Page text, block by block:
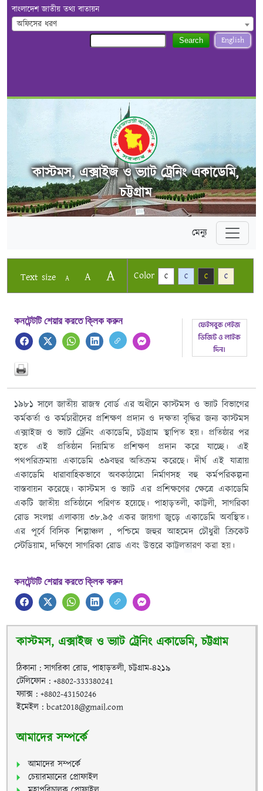
বাংলাদেশ জাতীয় তথ্য বাতায়ন
অফিসের ধরণ
English
Search
কাস্টমস, এক্সাইজ ও ভ্যাট ট্রেনিং একাডেমি,
চট্টগ্রাম
মেন্যু
Text size A A A Color C C C C
কনটেন্টটি শেয়ার করতে ক্লিক করুন
১৯৮১ সালে জাতীয় রাজস্ব বোর্ড এর অধীনে কাস্টমস ও ভ্যাট বিভাগের
কর্মকর্তা ও কর্মচারীদের প্রশিক্ষণ প্রদান ও দক্ষতা বৃদ্ধির জন্য কাস্টমস
এক্সাইজ ও ভ্যাট ট্রেনিং একাডেমি, চট্টগ্রাম স্থাপিত হয়। প্রতিষ্ঠার পর
হতে এই প্রতিষ্ঠান নিয়মিত প্রশিক্ষণ প্রদান করে যাচ্ছে। এই
পথপরিক্রমায় একাডেমি ৩৯বছর অতিক্রম করেছে। দীর্ঘ এই যাত্রায়
একাডেমি ধারাবাহিকভাবে অবকাঠামো নির্মাণসহ বহু কর্মপরিকল্পনা
বাস্তবায়ন করেছে। কাস্টমস ও ভ্যাট এর প্রশিক্ষণের ক্ষেত্রে একাডেমি
একটি জাতীয় প্রতিষ্ঠানে পরিণত হয়েছে। পাহাড়তলী, কাট্টলী, সাগরিকা
রোড সংলগ্ন এলাকায় ৩৮.৯৫ একর জায়গা জুড়ে একাডেমি অবস্থিত।
এর পূর্বে বিসিক শিল্পাঞ্চল , পশ্চিমে জহুর আহমেদ চৌধুরী ক্রিকেট
স্টেডিয়াম, দক্ষিণে সাগরিকা রোড এবং উত্তরে কাট্টলতারণ করা হয়।
কনটেন্টটি শেয়ার করতে ক্লিক করুন
কাস্টমস, এক্সাইজ ও ভ্যাট ট্রেনিং একাডেমি, চট্টগ্রাম
ঠিকানা : সাগরিকা রোড, পাহাড়তলী, চট্টগ্রাম-৪২১৯
টেলিফোন : +8802-333380241
ফ্যাক্স : +8802-43150246
ইমেইল : bcat2018@gmail.com
আমাদের সম্পর্কে
আমাদের সম্পর্কে
চেয়ারম্যানের প্রোফাইল